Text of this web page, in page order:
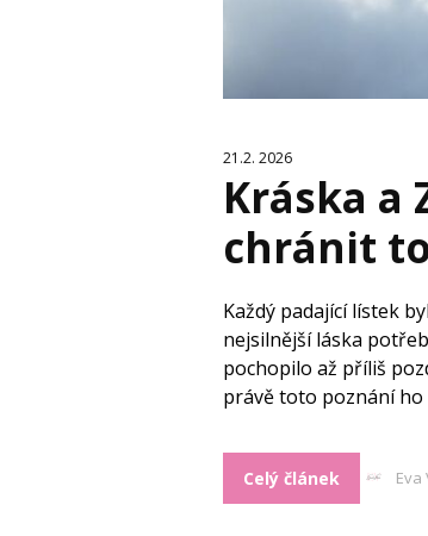
21.2. 2026
Kráska a
chránit
Každý padající lístek
nejsilnější láska
pochopilo až příliš
právě toto poznání
Celý článek Eva